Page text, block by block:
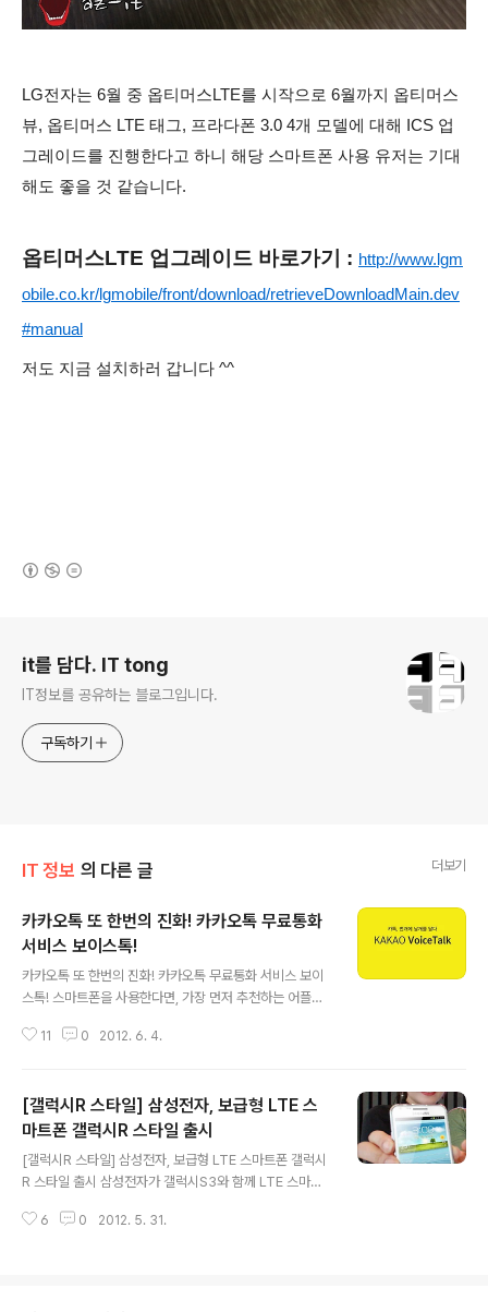
LG전자는 6월 중 옵티머스LTE를 시작으로 6월까지 옵티머스
뷰, 옵티머스 LTE 태그, 프라다폰 3.0 4개 모델에 대해 ICS 업
그레이드를 진행한다고 하니 해당 스마트폰 사용 유저는 기대
해도 좋을 것 같습니다.
옵티머스LTE 업그레이드 바로가기 : http://www.lgm
obile.co.kr/lgmobile/front/download/retrieveDownloadMain.dev
#manual
저도 지금 설치하러 갑니다 ^^
it를 담다. IT tong
IT정보를 공유하는 블로그입니다.
구독하기
IT 정보 의 다른 글 더보기
카카오톡 또 한번의 진화! 카카오톡 무료통화
서비스 보이스톡!
카카오톡 또 한번의 진화! 카카오톡 무료통화 서비스 보이
스톡! 스마트폰을 사용한다면, 가장 먼저 추천하는 어플은
이 처음 도입이 될때 출시된 국내 모바일 메신저 1세대 어
메신저로 발전했습니다. 특히, 지난 3월에는 카카오톡 친
구들과 일상을 담은 사진과 이야기를 나누고 공감하는 서
비스 카카오 스토리 서비스를 시작했는데요. 그리고 또 한
번 카카오톡이 진화합니다. 카카오톡을 운영하고 있는 카
보이스톡 베타 테스트를 애플 아이폰부터 시작한다고 공지
11 0 2012. 6. 4.
[갤럭시R 스타일] 삼성전자, 보급형 LTE 스
마트폰 갤럭시R 스타일 출시
[갤럭시R 스타일] 삼성전자, 보급형 LTE 스마트폰 갤럭시
R 스타일 출시 삼성전자가 갤럭시S3와 함께 LTE 스마트
시S3(SK단독모델)와 달리 통신3사(SHV-E170S/K/L)로
6 0 2012. 5. 31.